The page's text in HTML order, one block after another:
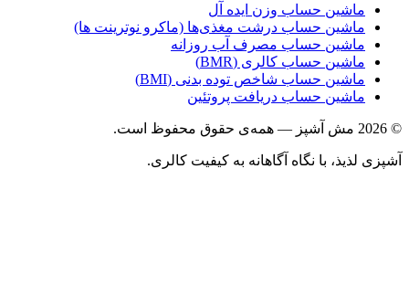
ماشین حساب وزن ایده آل
ماشین حساب درشت مغذی‌ها (ماکرو نوترینت ها)
ماشین حساب مصرف آب روزانه
ماشین حساب کالری (BMR)
ماشین حساب شاخص توده بدنی (BMI)
ماشین حساب دریافت پروتئین
با نگاه آگاهانه به کیفیت کالری.